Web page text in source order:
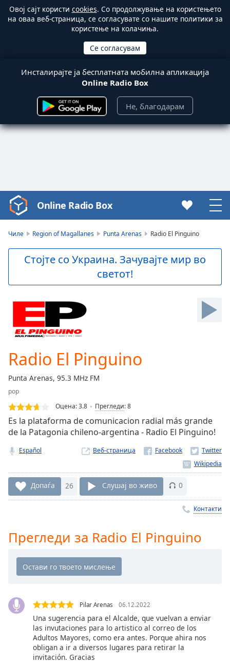
Овој сајт користи cookies. Со продолжување на користењето
на оваа веб-страница, се согласувате со нашите политики за
користење на колачиња.
Инсталирајте ја бесплатната мобилна апликација
Online Radio Box
Не, благодарам
Video
Player
Skip
Forward
Mute
Current
Loaded :
0.00%
Stream
Type LIVE
Seek to
live,
behind
Time-
Rate
Chapters
descriptions
selected
Online Radio Box
Чиле Region of Magallanes Punta Arenas Radio El Pinguino
Стојте со Украина. Зачувајте мир во
светот!
Radio El Pinguino
Punta Arenas, 95.3 MHz FM
pop
Оцена:3.8 Прегледи:8
Es la plataforma de comunicacion radial más grande
de la Patagonia chileno-argentina - Radio El Pinguino!
Español Веб-страница
Допаѓа 26 Слушај во живо 0
Контакти
Прегледи за Radio El Pinguino
Pilar Arenas 06.12.2022
Una sugerencia para el Alcalde, que vuelvan a enviar
las invutaciones para lo artistico al correo de los
Adultos Mayores, como era antes. Porque ahira nos
obligan a ir a diversos lugares para retirar la
invitación. Gracias